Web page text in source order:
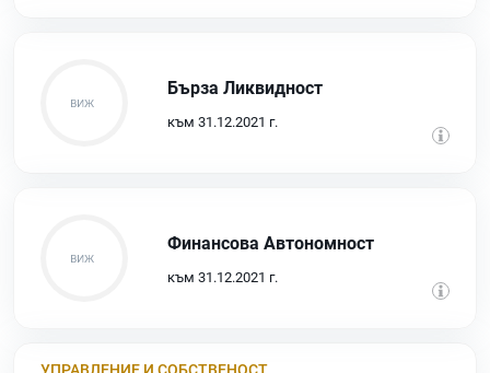
Бърза Ликвидност
към 31.12.2021 г.
Финансова Автономност
към 31.12.2021 г.
УПРАВЛЕНИЕ И СОБСТВЕНОСТ